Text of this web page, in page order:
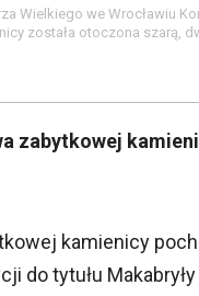
Wielkiego we Wrocławiu
została otoczona szarą,
zabytkowej
kamienicy
do tytułu